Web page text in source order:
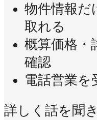
物件情報だ
取れる
概算価格・
確認
電話営業を
詳しく話を聞